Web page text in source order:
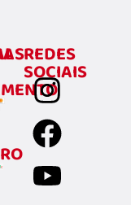
REDES
SOCIAIS